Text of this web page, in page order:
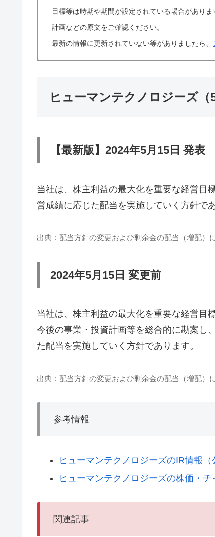
目標等は時期や期間が設定されている場合があり
計画などの原文をご確認ください。
最新の情報に更新されていない等がありましたら、
ヒューマンテクノロジーズ（
【最新版】2024年5月15日 発表
当社は、株主利益の最大化を重要な経営目
営成績に応じた配当を実施していく方針で
出典：配当方針の変更および剰余金の配当（増配）
2024年5月15日 変更前
当社は、株主利益の最大化を重要な経営目
今後の事業・投資計画等を総合的に勘案し
た配当を実施していく方針であります。
出典：配当方針の変更および剰余金の配当（増配）
参考情報
ヒューマンテクノロジーズのIR情報（
ヒューマンテクノロジーズの株価・チ
関連記事